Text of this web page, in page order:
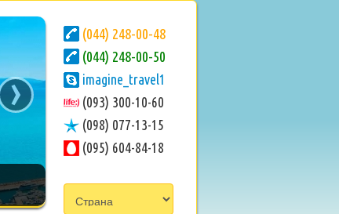
›
(044) 248-00-48
(044) 248-00-50
imagine_travel1
(093) 300-10-60
(098) 077-13-15
(095) 604-84-18